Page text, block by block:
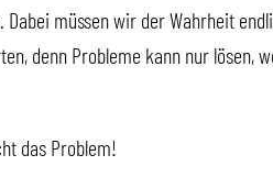
müssen wir der Wahrheit
denn Probleme kann nur lösen,
das Problem!